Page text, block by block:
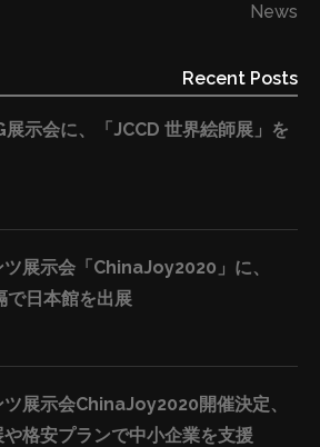
News
Recent Posts
示会に、「JCCD 世界絵師展」を
展示会「ChinaJoy2020」に、
日本館を出展
展示会ChinaJoy2020開催決定、
格安プランで中小企業を支援